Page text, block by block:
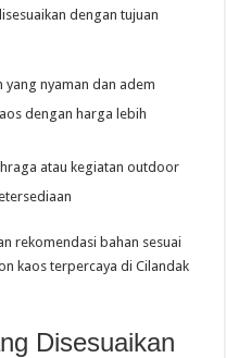
dengan tujuan
yang nyaman dan adem
dengan harga lebih
atau kegiatan outdoor
rekomendasi bahan sesuai
kaos terpercaya di Cilandak
Disesuaikan